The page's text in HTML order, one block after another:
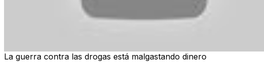
La guerra contra las drogas está malgastando dinero